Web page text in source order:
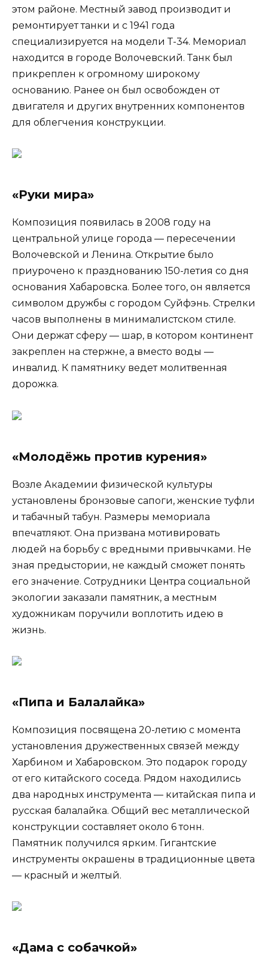
этом районе. Местный завод производит и
ремонтирует танки и с 1941 года
специализируется на модели Т-34. Мемориал
находится в городе Волочевский. Танк был
прикреплен к огромному широкому
основанию. Ранее он был освобожден от
двигателя и других внутренних компонентов
для облегчения конструкции.
«Руки мира»
Композиция появилась в 2008 году на
центральной улице города — пересечении
Волочевской и Ленина. Открытие было
приурочено к празднованию 150-летия со дня
основания Хабаровска. Более того, он является
символом дружбы с городом Суйфэнь. Стрелки
часов выполнены в минималистском стиле.
Они держат сферу — шар, в котором континент
закреплен на стержне, а вместо воды —
инвалид. К памятнику ведет молитвенная
дорожка.
«Молодёжь против курения»
Возле Академии физической культуры
установлены бронзовые сапоги, женские туфли
и табачный табун. Размеры мемориала
впечатляют. Она призвана мотивировать
людей на борьбу с вредными привычками. Не
зная предыстории, не каждый сможет понять
его значение. Сотрудники Центра социальной
экологии заказали памятник, а местным
художникам поручили воплотить идею в
жизнь.
«Пипа и Балалайка»
Композиция посвящена 20-летию с момента
установления дружественных связей между
Харбином и Хабаровском. Это подарок городу
от его китайского соседа. Рядом находились
два народных инструмента — китайская пипа и
русская балалайка. Общий вес металлической
конструкции составляет около 6 тонн.
Памятник получился ярким. Гигантские
инструменты окрашены в традиционные цвета
— красный и желтый.
«Дама с собачкой»